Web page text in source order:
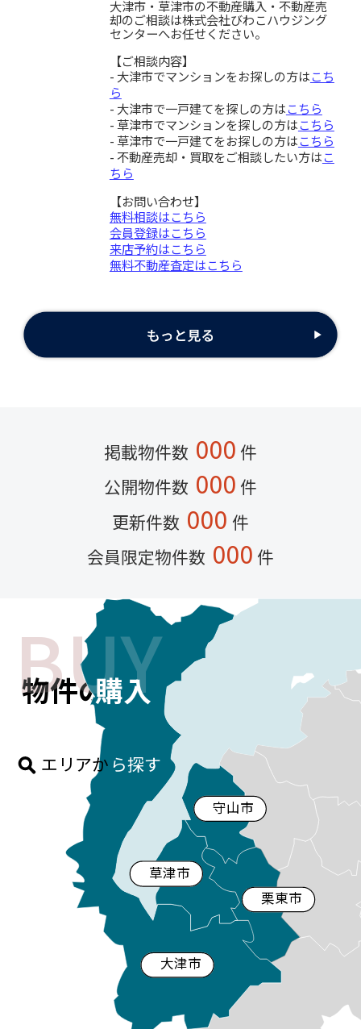
大津市・草津市の不動産購入・不動産売
却のご相談は株式会社びわこハウジング
センターへお任せください。
【ご相談内容】
- 大津市でマンションをお探しの方はこち
ら
- 大津市で一戸建てを探しの方はこちら
- 草津市でマンションを探しの方はこちら
- 草津市で一戸建てをお探しの方はこちら
- 不動産売却・買取をご相談したい方はこ
ちら
【お問い合わせ】
無料相談はこちら
会員登録はこちら
来店予約はこちら
無料不動産査定はこちら
掲載物件数 000 件
公開物件数 000 件
更新件数 000 件
会員限定物件数 000 件
BUY
物件の購入
栗東市
大津市
守山市
草津市
エリアから探す
BUY
購入